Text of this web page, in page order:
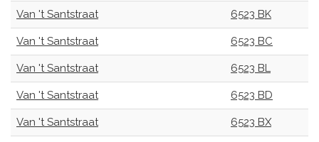
Van 't Santstraat 6523 BK
Van 't Santstraat 6523 BC
Van 't Santstraat 6523 BL
Van 't Santstraat 6523 BD
Van 't Santstraat 6523 BX